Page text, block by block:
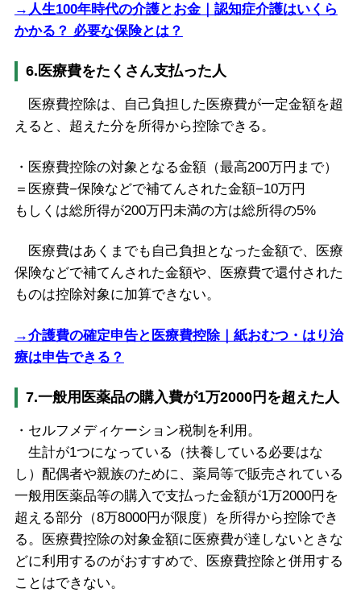
→人生100年時代の介護とお金｜認知症介護はいくら
かかる？ 必要な保険とは？
6.医療費をたくさん支払った人
医療費控除は、自己負担した医療費が一定金額を超
えると、超えた分を所得から控除できる。
・医療費控除の対象となる金額（最高200万円まで）
＝医療費−保険などで補てんされた金額−10万円
もしくは総所得が200万円未満の方は総所得の5%
医療費はあくまでも自己負担となった金額で、医療
保険などで補てんされた金額や、医療費で還付された
ものは控除対象に加算できない。
→介護費の確定申告と医療費控除｜紙おむつ・はり治
療は申告できる？
7.一般用医薬品の購入費が1万2000円を超えた人
・セルフメディケーション税制を利用。
生計が1つになっている（扶養している必要はな
し）配偶者や親族のために、薬局等で販売されている
一般用医薬品等の購入で支払った金額が1万2000円を
超える部分（8万8000円が限度）を所得から控除でき
る。医療費控除の対象金額に医療費が達しないときな
どに利用するのがおすすめで、医療費控除と併用する
ことはできない。